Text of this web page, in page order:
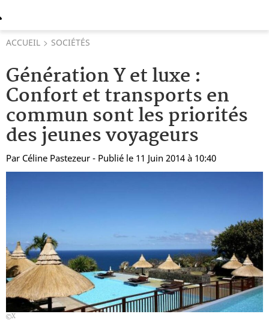
ACCUEIL SOCIÉTÉS
Génération Y et luxe :
Confort et transports en
commun sont les priorités
des jeunes voyageurs
Par Céline Pastezeur - Publié le 11 Juin 2014 à 10:40
X